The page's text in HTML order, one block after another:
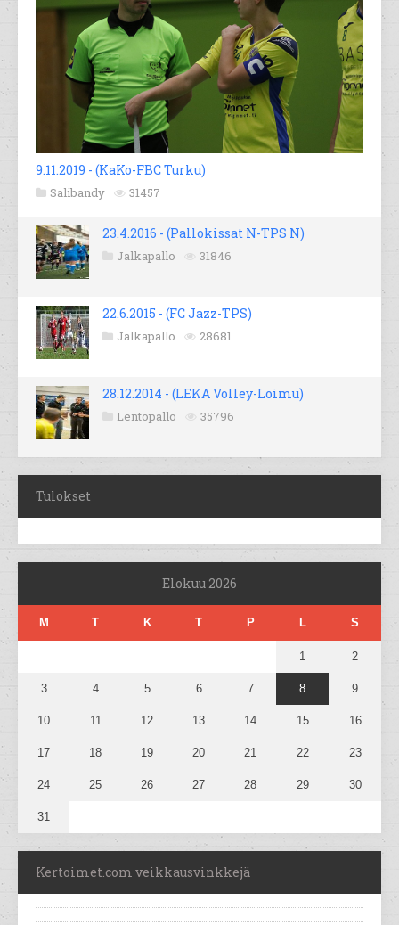
9.11.2019 - (KaKo-FBC Turku)
Salibandy 31457
23.4.2016 - (Pallokissat N-TPS N)
Jalkapallo 31846
22.6.2015 - (FC Jazz-TPS)
Jalkapallo 28681
28.12.2014 - (LEKA Volley-Loimu)
Lentopallo 35796
Tulokset
Elokuu 2026
M T K T P L S
1 2
3 4 5 6 7 8 9
10 11 12 13 14 15 16
17 18 19 20 21 22 23
24 25 26 27 28 29 30
31
Kertoimet.com veikkausvinkkejä